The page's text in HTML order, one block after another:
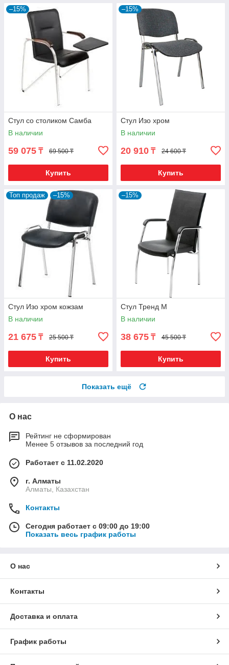
–15%
Стул со столиком Самба
В наличии
59 075 ₸ 69 500 ₸
Купить
–15%
Стул Изо хром
В наличии
20 910 ₸ 24 600 ₸
Купить
Топ продаж –15%
Стул Изо хром кожзам
В наличии
21 675 ₸ 25 500 ₸
Купить
–15%
Стул Тренд М
В наличии
38 675 ₸ 45 500 ₸
Купить
Показать ещё
О нас
Рейтинг не сформирован
Менее 5 отзывов за последний год
Работает с 11.02.2020
г. Алматы
Алматы, Казахстан
Контакты
Сегодня работает с 09:00 до 19:00
Показать весь график работы
О нас
Контакты
Доставка и оплата
График работы